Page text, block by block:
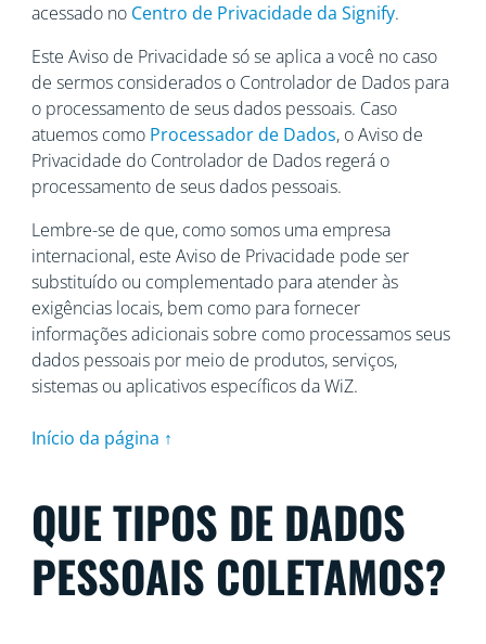
acessado no Centro de Privacidade da Signify.
Este Aviso de Privacidade só se aplica a você no caso
de sermos considerados o Controlador de Dados para
o processamento de seus dados pessoais. Caso
atuemos como Processador de Dados, o Aviso de
Privacidade do Controlador de Dados regerá o
processamento de seus dados pessoais.
Lembre-se de que, como somos uma empresa
internacional, este Aviso de Privacidade pode ser
substituído ou complementado para atender às
exigências locais, bem como para fornecer
informações adicionais sobre como processamos seus
dados pessoais por meio de produtos, serviços,
sistemas ou aplicativos específicos da WiZ.
Início da página ↑
QUE TIPOS DE DADOS
PESSOAIS COLETAMOS?